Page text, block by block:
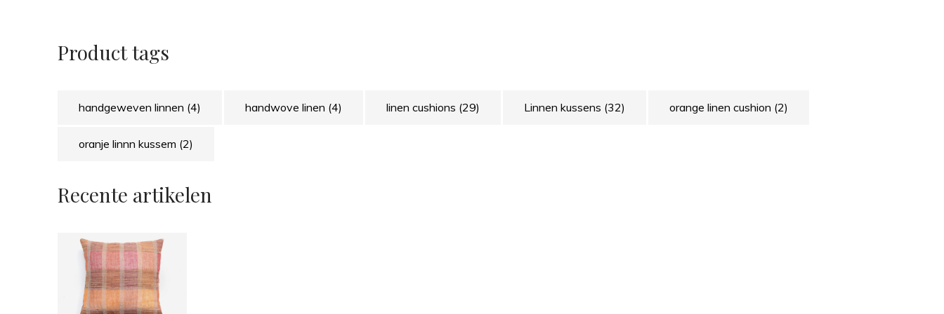
Product tags
handgeweven linnen (4) handwove linen (4) linen cushions (29) Linnen kussens (32) orange linen cushion (2)
oranje linnn kussem (2)
Recente artikelen